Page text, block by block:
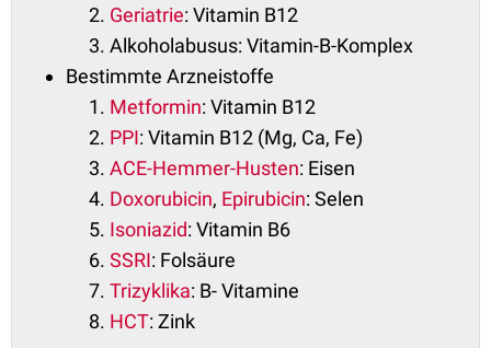
Geriatrie: Vitamin B12
Alkoholabusus: Vitamin-B-Komplex
Bestimmte Arzneistoffe
Metformin: Vitamin B12
PPI: Vitamin B12 (Mg, Ca, Fe)
ACE-Hemmer-Husten: Eisen
Doxorubicin, Epirubicin: Selen
Isoniazid: Vitamin B6
SSRI: Folsäure
Trizyklika: B- Vitamine
HCT: Zink